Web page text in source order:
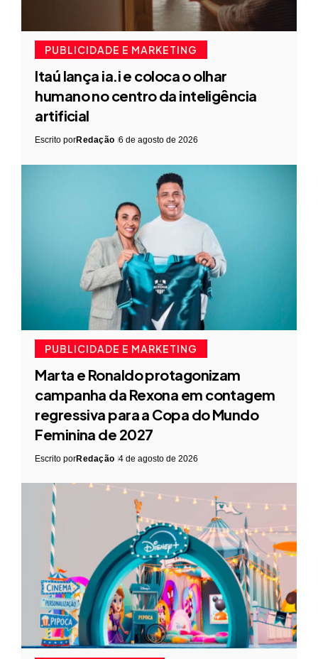
PUBLICIDADE E MARKETING
Itaú lança ia.i e coloca o olhar
humano no centro da inteligência
artificial
Escrito porRedação 6 de agosto de 2026
PUBLICIDADE E MARKETING
Marta e Ronaldo protagonizam
campanha da Rexona em contagem
regressiva para a Copa do Mundo
Feminina de 2027
Escrito porRedação 4 de agosto de 2026